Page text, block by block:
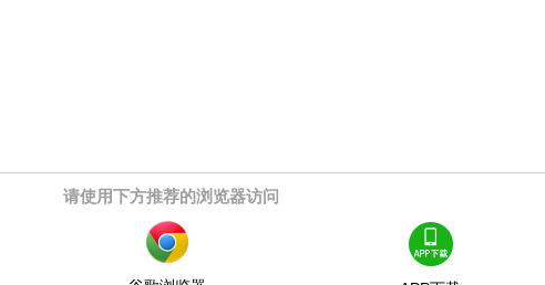
请使用下方推荐的浏览器访问